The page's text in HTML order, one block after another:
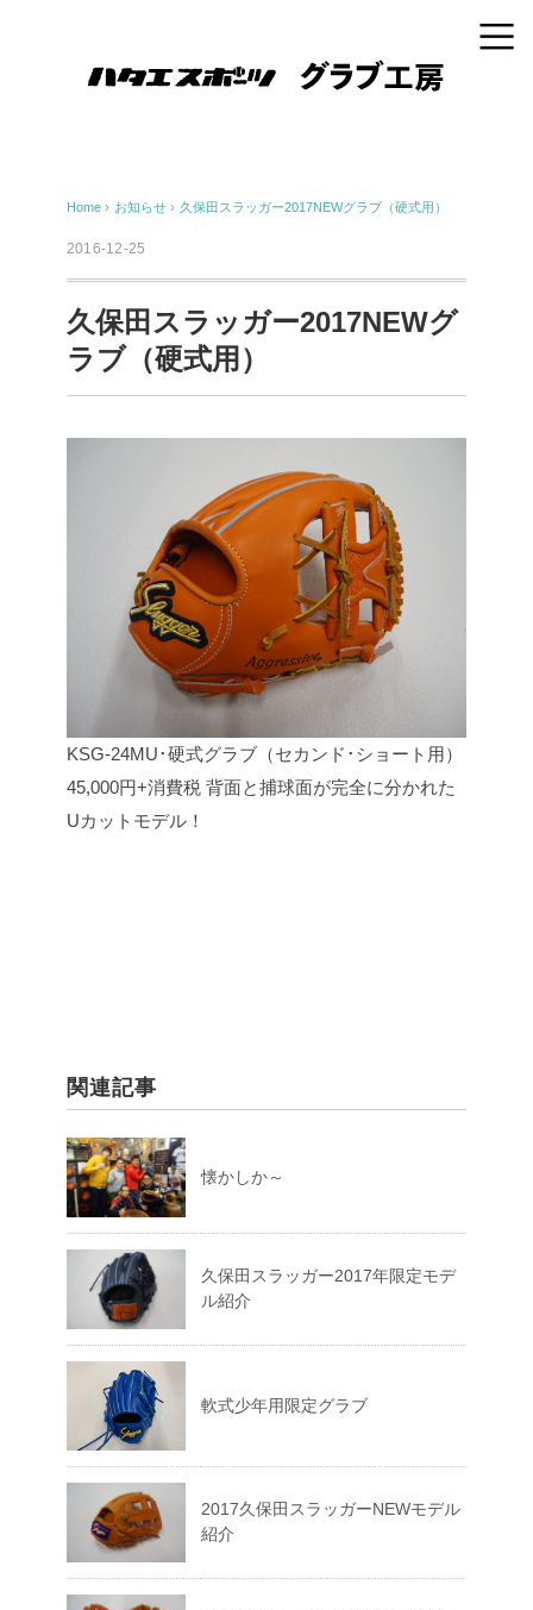
Home › お知らせ › 久保田スラッガー2017NEWグラブ（硬式用）
2016-12-25
久保田スラッガー2017NEWグ
ラブ（硬式用）
KSG-24MU･硬式グラブ（セカンド･ショート用）
45,000円+消費税 背面と捕球面が完全に分かれた
Uカットモデル！
関連記事
懐かしか～
久保田スラッガー2017年限定モデ
ル紹介
軟式少年用限定グラブ
2017久保田スラッガーNEWモデル
紹介